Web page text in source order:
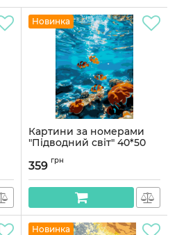
Новинка
Картини за номерами
"Підводний світ" 40*50
Артикул:
359 грн
Новинка